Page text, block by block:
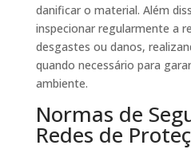
danificar o material. Além
inspecionar regularmente a
desgastes ou danos,
quando necessário para
ambiente.
Normas de
Redes de